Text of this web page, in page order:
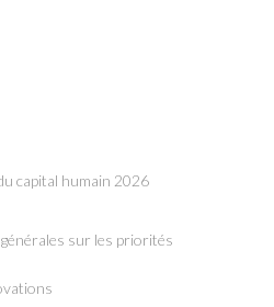
capital humain 2026
sur les priorités